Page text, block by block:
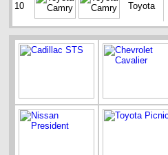
10 Toyota